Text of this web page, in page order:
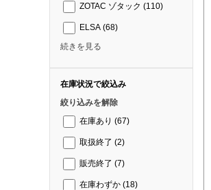
ZOTAC ゾタック (110)
ELSA (68)
続きを見る
在庫状況で絞込み
絞り込みを解除
在庫あり (67)
取扱終了 (2)
販売終了 (7)
在庫わずか (18)